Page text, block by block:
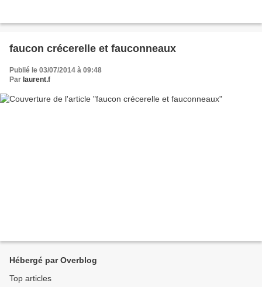
faucon crécerelle et fauconneaux
Publié le 03/07/2014 à 09:48
Par laurent.f
Hébergé par Overblog
Top articles